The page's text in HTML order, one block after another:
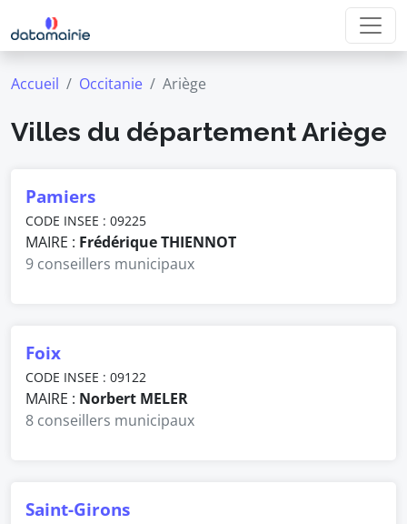
Accueil Occitanie Ariège
Villes du département Ariège
Pamiers
CODE INSEE : 09225
MAIRE : Frédérique THIENNOT
9 conseillers municipaux
Foix
CODE INSEE : 09122
MAIRE : Norbert MELER
8 conseillers municipaux
Saint-Girons